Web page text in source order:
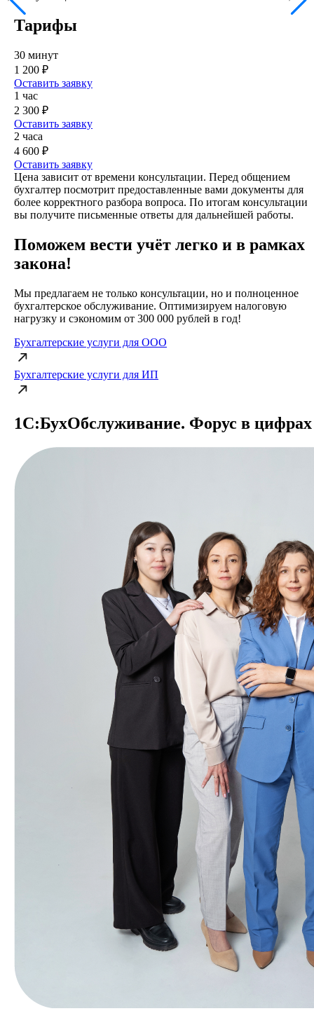
Тарифы
30 минут
1 200 ₽
Оставить заявку
1 час
2 300 ₽
Оставить заявку
2 часа
4 600 ₽
Оставить заявку
Цена зависит от времени консультации. Перед общением
бухгалтер посмотрит предоставленные вами документы для
более корректного разбора вопроса. По итогам консультации
вы получите письменные ответы для дальнейшей работы.
Поможем вести учёт легко и в рамках
закона!
Мы предлагаем не только консультации, но и полноценное
бухгалтерское обслуживание. Оптимизируем налоговую
нагрузку и сэкономим от 300 000 рублей в год!
Бухгалтерские услуги для ООО
Бухгалтерские услуги для ИП
1С:БухОбслужи­вание. Форус в цифрах